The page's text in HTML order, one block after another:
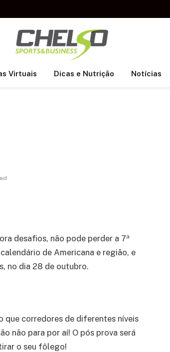
Virtuais Dicas e Nutrição Notícias
desafios, não pode perder a 7ª
de Americana e região, e
no dia 28 de outubro.
que corredores de diferentes níveis
não para por aí! O pós prova será
o seu fôlego!